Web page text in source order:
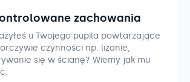
zachowania
u Twojego pupila powtarzające
czynności np. lizanie,
się w ścianę? Wiemy jak mu